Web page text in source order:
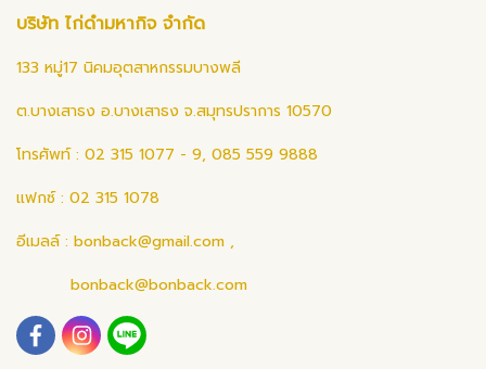
บริษัท ไก่ดำมหากิจ จำกัด
133 หมู่17 นิคมอุตสาหกรรมบางพลี
ต.บางเสาธง อ.บางเสาธง จ.สมุทรปราการ 10570
โทรศัพท์ : 02 315 1077 - 9, 085 559 9888
แฟกซ์ : 02 315 1078
อีเมลล์ : bonback@gmail.com ,
bonback@bonback.com